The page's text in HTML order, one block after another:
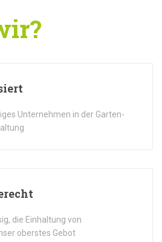
Unternehmen in der Garten-
die Einhaltung von
oberstes Gebot